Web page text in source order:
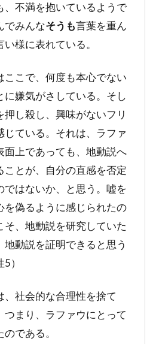
、不満を抱いているようで
でみんなそうも言葉を重ん
い様に表れている。
ここで、何度も本心でない
に嫌気がさしている。そし
押し殺し、興味がないフリ
じている。それは、ラファ
面上であっても、地動説へ
ことが、自分の直感を否定
ではないか、と思う。嘘を
を偽るように感じられたの
そ、地動説を研究していた
動説を証明できると思う
）
、社会的な合理性を捨て
つまり、ラファウにとって
である。